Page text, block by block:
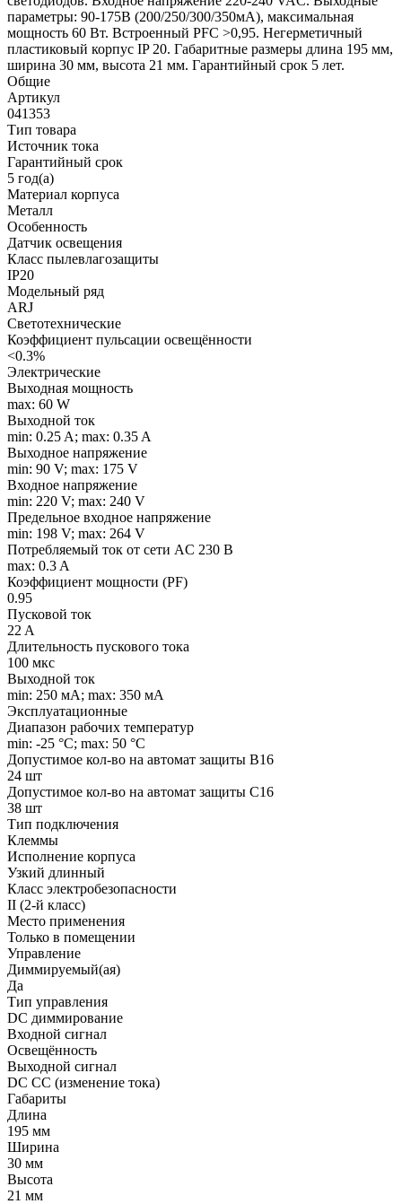
параметры: 90-175В (200/250/300/350мА), максимальная
мощность 60 Вт. Встроенный PFC >0,95. Негерметичный
пластиковый корпус IP 20. Габаритные размеры длина 195 мм,
ширина 30 мм, высота 21 мм. Гарантийный срок 5 лет.
Общие
Артикул
041353
Тип товара
Источник тока
Гарантийный срок
5 год(а)
Материал корпуса
Металл
Особенность
Датчик освещения
Класс пылевлагозащиты
IP20
Модельный ряд
ARJ
Светотехнические
Коэффициент пульсации освещённости
<0.3%
Электрические
Выходная мощность
max: 60 W
Выходной ток
min: 0.25 A; max: 0.35 A
Выходное напряжение
min: 90 V; max: 175 V
Входное напряжение
min: 220 V; max: 240 V
Предельное входное напряжение
min: 198 V; max: 264 V
Потребляемый ток от сети AC 230 В
max: 0.3 A
Коэффициент мощности (PF)
0.95
Пусковой ток
22 A
Длительность пускового тока
100 мкс
Выходной ток
min: 250 мA; max: 350 мA
Эксплуатационные
Диапазон рабочих температур
min: -25 °C; max: 50 °C
Допустимое кол-во на автомат защиты B16
24 шт
Допустимое кол-во на автомат защиты C16
38 шт
Тип подключения
Клеммы
Исполнение корпуса
Узкий длинный
Класс электробезопасности
II (2-й класс)
Место применения
Только в помещении
Управление
Диммируемый(ая)
Да
Тип управления
DC диммирование
Входной сигнал
Освещённость
Выходной сигнал
DC CC (изменение тока)
Габариты
Длина
195 мм
Ширина
30 мм
Высота
21 мм